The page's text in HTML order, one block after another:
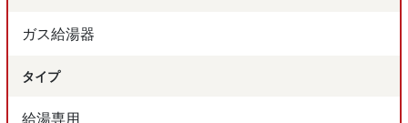
ガス給湯器
タイプ
給湯専用